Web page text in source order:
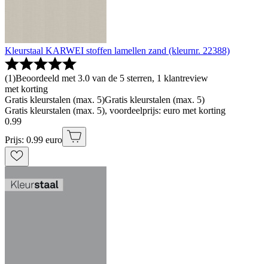
Kleurstaal KARWEI stoffen lamellen zand (kleurnr. 22388)
(1)Beoordeeld met 3.0 van de 5 sterren, 1 klantreview
met korting
Gratis kleurstalen (max. 5)Gratis kleurstalen (max. 5)
Gratis kleurstalen (max. 5), voordeelprijs: euro met korting
0.99
Prijs: 0.99 euro